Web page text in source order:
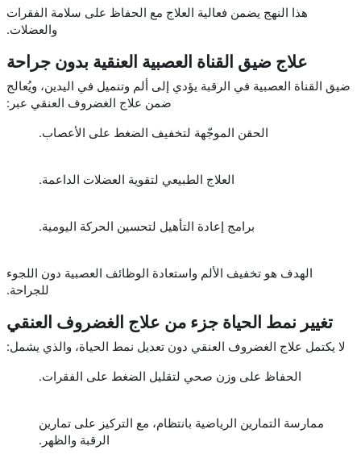
هذا النهج يضمن فعالية العلاج مع الحفاظ على سلامة الفقرات
والعضلات.
علاج ضيق القناة العصبية العنقية بدون جراحة
ضيق القناة العصبية في الرقبة يؤدي إلى ألم وتنميل في اليدين، ويُعالج
ضمن علاج الغضروف العنقي عبر:
الحقن الموجّهة لتخفيف الضغط على الأعصاب.
العلاج الطبيعي لتقوية العضلات الداعمة.
برامج إعادة التأهيل لتحسين الحركة اليومية.
الهدف هو تخفيف الألم واستعادة الوظائف العصبية دون اللجوء
للجراحة.
تغيير نمط الحياة جزء من علاج الغضروف العنقي
لا يكتمل علاج الغضروف العنقي دون تعديل نمط الحياة، والذي يشمل:
الحفاظ على وزن صحي لتقليل الضغط على الفقرات.
ممارسة التمارين الرياضية بانتظام، مع التركيز على تمارين
الرقبة والظهر.